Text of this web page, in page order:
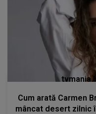
Cum arată Carmen
mâncat desert zilnic